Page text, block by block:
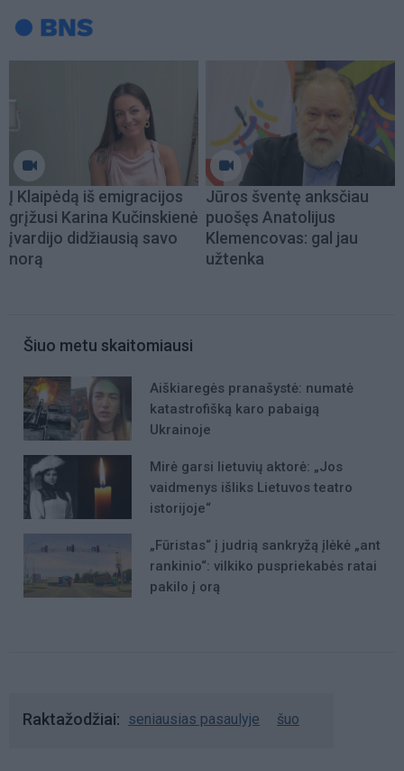
Į Klaipėdą iš emigracijos
grįžusi Karina Kučinskienė
įvardijo didžiausią savo
norą
Jūros šventę anksčiau
puošęs Anatolijus
Klemencovas: gal jau
užtenka
Šiuo metu skaitomiausi
Aiškiaregės pranašystė: numatė
katastrofišką karo pabaigą
Ukrainoje
Mirė garsi lietuvių aktorė: „Jos
vaidmenys išliks Lietuvos teatro
istorijoje“
„Fūristas“ į judrią sankryžą įlėkė „ant
rankinio“: vilkiko puspriekabės ratai
pakilo į orą
Raktažodžiai seniausias pasaulyje šuo